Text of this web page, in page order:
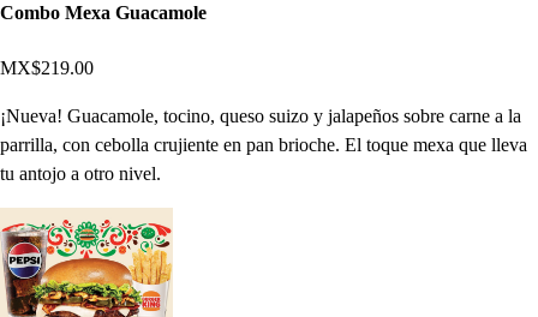
Combo Mexa Guacamole
MX$219.00
¡Nueva! Guacamole, tocino, queso suizo y jalapeños sobre carne a la
parrilla, con cebolla crujiente en pan brioche. El toque mexa que lleva
tu antojo a otro nivel.